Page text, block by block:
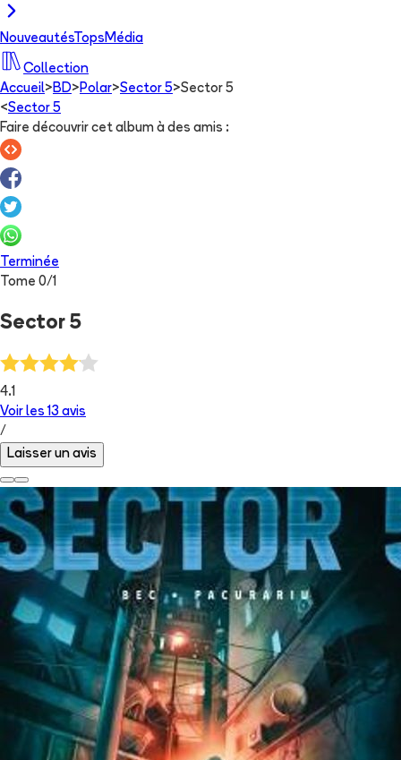
NouveautésTops Média
Collection
Accueil> BD> Polar>Sector 5>Sector 5
<Sector 5
Faire découvrir cet album à des amis :
Terminée
Tome 0/1
Sector 5
4.1
Voir les 13 avis
/
Laisser un avis